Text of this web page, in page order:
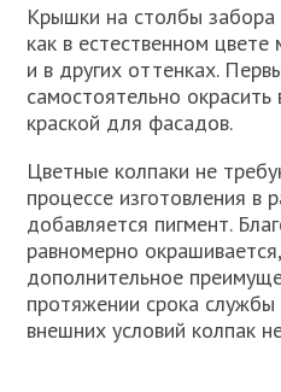
Крышки на столбы
как в естественном
и в других оттенках.
самостоятельно
краской для фасадов.
Цветные колпаки не
процессе изготовления в
добавляется пигмент.
равномерно
дополнительное
протяжении срока
внешних условий колпак